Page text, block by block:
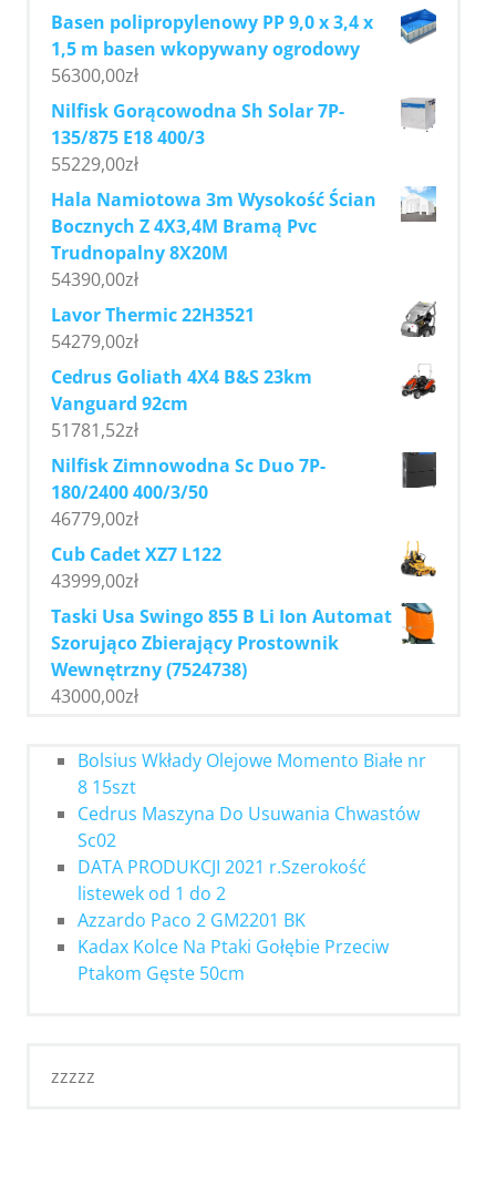
Basen polipropylenowy PP 9,0 x 3,4 x
1,5 m basen wkopywany ogrodowy
56300,00zł
Nilfisk Gorącowodna Sh Solar 7P-
135/875 E18 400/3
55229,00zł
Hala Namiotowa 3m Wysokość Ścian
Bocznych Z 4X3,4M Bramą Pvc
Trudnopalny 8X20M
54390,00zł
Lavor Thermic 22H3521
54279,00zł
Cedrus Goliath 4X4 B&S 23km
Vanguard 92cm
51781,52zł
Nilfisk Zimnowodna Sc Duo 7P-
180/2400 400/3/50
46779,00zł
Cub Cadet XZ7 L122
43999,00zł
Taski Usa Swingo 855 B Li Ion Automat
Szorująco Zbierający Prostownik
Wewnętrzny (7524738)
43000,00zł
Bolsius Wkłady Olejowe Momento Białe nr
8 15szt
Cedrus Maszyna Do Usuwania Chwastów
Sc02
DATA PRODUKCJI 2021 r.Szerokość
listewek od 1 do 2
Azzardo Paco 2 GM2201 BK
Kadax Kolce Na Ptaki Gołębie Przeciw
Ptakom Gęste 50cm
zzzzz